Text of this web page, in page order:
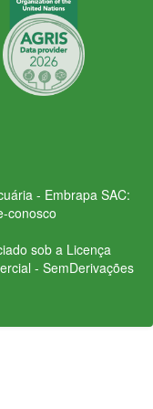
- Embrapa SAC:
conosco
sob a Licença
- SemDerivações